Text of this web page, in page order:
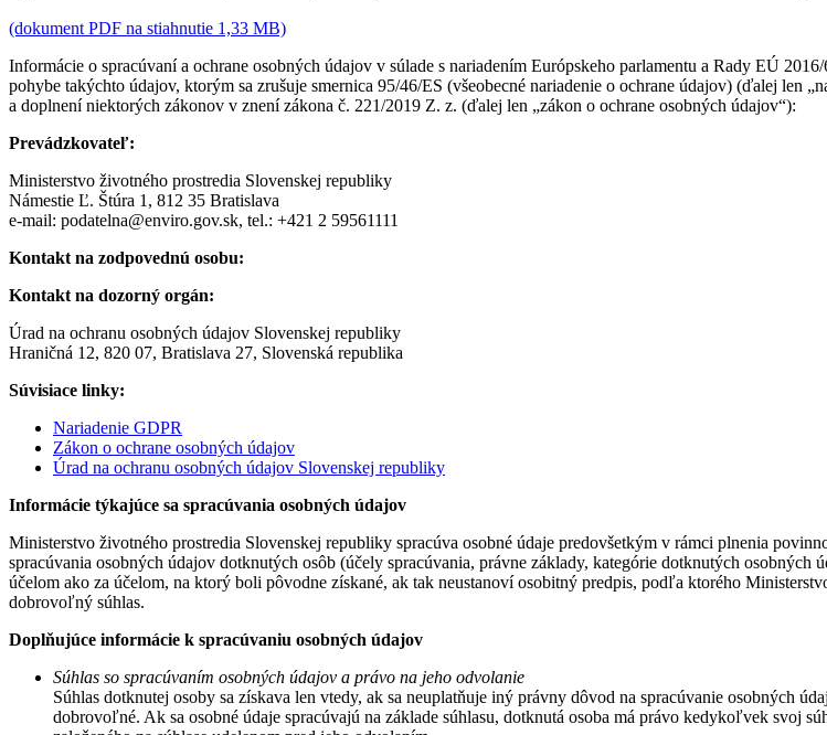
(dokument PDF na stiahnutie 1,33 MB)
Informácie o spracúvaní a ochrane osobných údajov v súlade s nariadením Európskeho parlamentu a Rady EÚ
pohybe takýchto údajov, ktorým sa zrušuje smernica 95/46/ES (všeobecné nariadenie o ochrane údajov) (ďalej len
a doplnení niektorých zákonov v znení zákona č. 221/2019 Z. z. (ďalej len „zákon o ochrane osobných údajov“):
Prevádzkovateľ:
Ministerstvo životného prostredia Slovenskej republiky
Námestie Ľ. Štúra 1, 812 35 Bratislava
e-mail: podatelna@enviro.gov.sk, tel.: +421 2 59561111
Kontakt na zodpovednú osobu:
Kontakt na dozorný orgán:
Úrad na ochranu osobných údajov Slovenskej republiky
Hraničná 12, 820 07, Bratislava 27, Slovenská republika
Súvisiace linky:
Nariadenie GDPR
Zákon o ochrane osobných údajov
Úrad na ochranu osobných údajov Slovenskej republiky
Informácie týkajúce sa spracúvania osobných údajov
Ministerstvo životného prostredia Slovenskej republiky spracúva osobné údaje predovšetkým v rámci plnenia
spracúvania osobných údajov dotknutých osôb (účely spracúvania, právne základy, kategórie dotknutých
účelom ako za účelom, na ktorý boli pôvodne získané, ak tak neustanoví osobitný predpis, podľa ktorého
dobrovoľný súhlas.
Doplňujúce informácie k spracúvaniu osobných údajov
Súhlas so spracúvaním osobných údajov a právo na jeho odvolanie
Súhlas dotknutej osoby sa získava len vtedy, ak sa neuplatňuje iný právny dôvod na spracúvanie osobných
dobrovoľné. Ak sa osobné údaje spracúvajú na základe súhlasu, dotknutá osoba má právo kedykoľvek svoj